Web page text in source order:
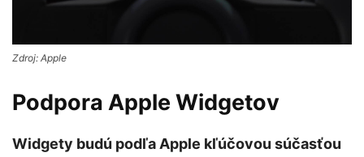
Zdroj: Apple
Podpora Apple Widgetov
Widgety budú podľa Apple kľúčovou súčasťou